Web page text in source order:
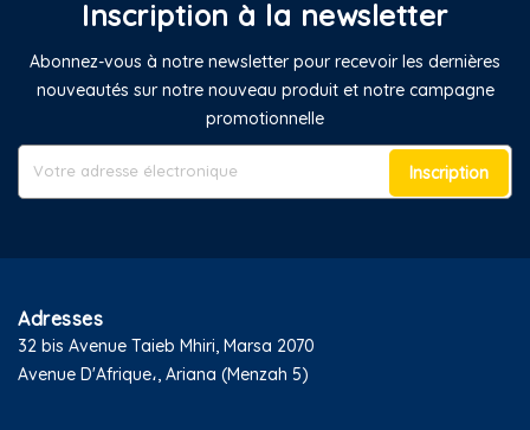
Inscription à la newsletter
Abonnez-vous à notre newsletter pour recevoir les dernières
nouveautés sur notre nouveau produit et notre campagne
promotionnelle
Inscription
Adresses
32 bis Avenue Taieb Mhiri, Marsa 2070
Avenue D'Afrique،, Ariana (Menzah 5)